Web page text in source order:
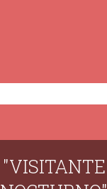
"VISITANTE